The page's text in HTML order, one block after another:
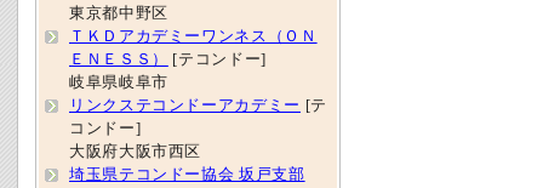
東京都中野区
ＴＫＤアカデミーワンネス（ＯＮ
ＥＮＥＳＳ）
[テコンドー]
岐阜県岐阜市
リンクステコンドーアカデミー [テ
コンドー]
大阪府大阪市西区
埼玉県テコンドー協会 坂戸支部